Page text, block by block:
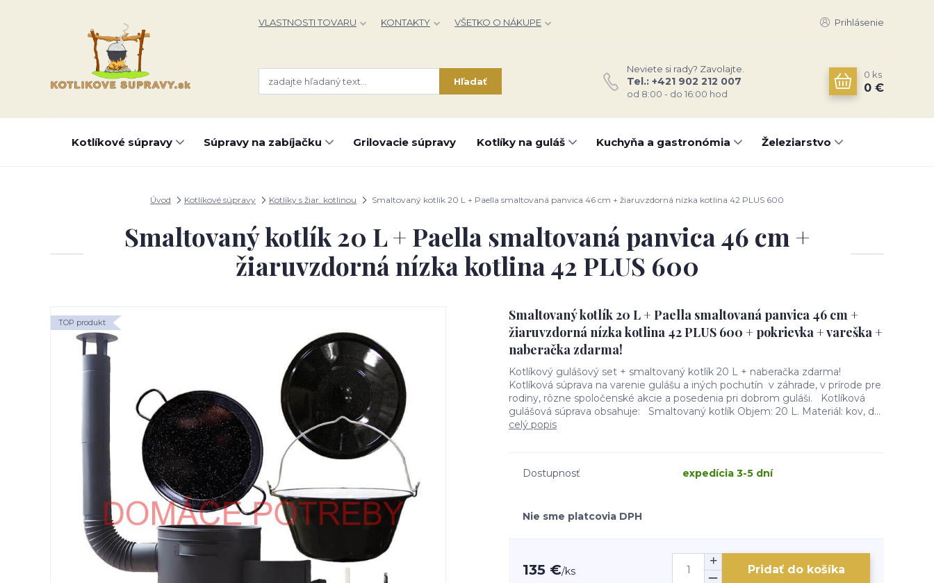
VLASTNOSTI TOVARU KONTAKTY VŠETKO O NÁKUPE Prihlásenie
Hľadať
Neviete si rady? Zavolajte.
Tel.: +421 902 212 007
od 8:00 - do 16:00 hod
0 ks
0 €
Kotlíkové súpravy Súpravy na zabíjačku Grilovacie súpravy Kotlíky na guláš Kuchyňa a gastronómia Železiarstvo
Úvod Kotlíkové súpravy Kotlíky s žiar. kotlinou Smaltovaný kotlík 20 L + Paella smaltovaná panvica 46 cm + žiaruvzdorná nízka kotlina 42 PLUS 600
Smaltovaný kotlík 20 L + Paella smaltovaná panvica 46 cm +
žiaruvzdorná nízka kotlina 42 PLUS 600
TOP produkt
Smaltovaný kotlík 20 L + Paella smaltovaná panvica 46 cm +
žiaruvzdorná nízka kotlina 42 PLUS 600 + pokrievka + vareška +
naberačka zdarma!
Kotlíkový gulášový set + smaltovaný kotlík 20 L + naberačka zdarma!
Kotlíková súprava na varenie gulášu a iných pochutín v záhrade, v prírode pre
rodiny, rôzne spoločenské akcie a posedenia pri dobrom guláši. Kotlíková
gulášová súprava obsahuje: Smaltovaný kotlík Objem: 20 L. Materiál: kov, d...
celý popis
Dostupnosť expedícia 3-5 dní
Nie sme platcovia DPH
135 €/ks Pridať do košíka